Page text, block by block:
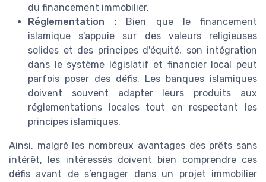
du financement immobilier.
Réglementation : Bien que le financement
islamique s'appuie sur des valeurs religieuses
solides et des principes d'équité, son intégration
dans le système législatif et financier local peut
parfois poser des défis. Les banques islamiques
doivent souvent adapter leurs produits aux
réglementations locales tout en respectant les
principes islamiques.
Ainsi, malgré les nombreux avantages des prêts sans
intérêt, les intéressés doivent bien comprendre ces
défis avant de s’engager dans un projet immobilier